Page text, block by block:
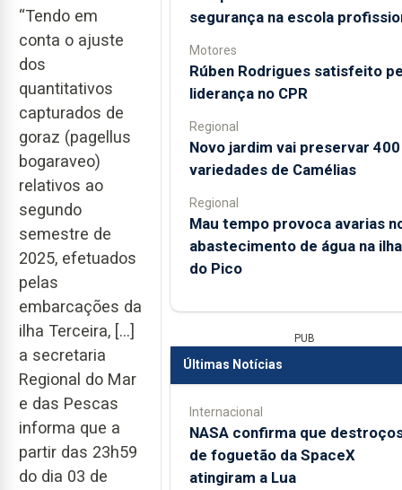
“Tendo em
conta o ajuste
dos
quantitativos
capturados de
goraz (pagellus
bogaraveo)
relativos ao
segundo
semestre de
2025, efetuados
pelas
embarcações da
ilha Terceira, […]
a secretaria
Regional do Mar
e das Pescas
informa que a
partir das 23h59
do dia 03 de
segurança na escola
Motores
Rúben Rodrigues satisfeito
liderança no CPR
Regional
Novo jardim vai preservar 400
variedades de Camélias
Regional
Mau tempo provoca avarias
abastecimento de água na ilha
do Pico
PUB
Últimas Notícias
Internacional
NASA confirma que
de foguetão da SpaceX
atingiram a Lua